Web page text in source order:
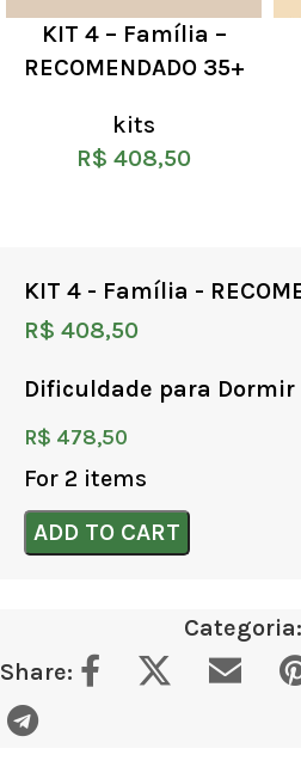
KIT 4 – Família –
RECOMENDADO 35+
kits
R$ 408,50
KIT 4 - Família -
R$ 408,50
Dificuldade para Dormir
R$ 478,50
For 2 items
ADD TO CART
Categoria:
Share: